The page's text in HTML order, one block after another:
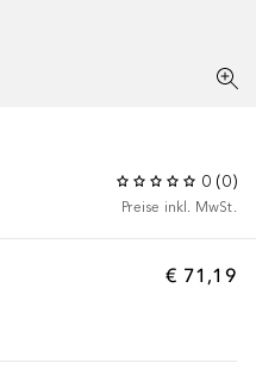
0 (0)
Preise inkl. MwSt.
€ 71,19